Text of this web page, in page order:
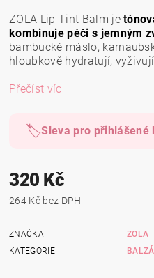
ZOLA Lip Tint Balm je
kombinuje péči s jemným
bambucké máslo,
hloubkově hydratují,
Přečíst víc
🏷️Sleva pro přihlášené
320 Kč
264 Kč bez DPH
ZNAČKA
ZOLA
KATEGORIE